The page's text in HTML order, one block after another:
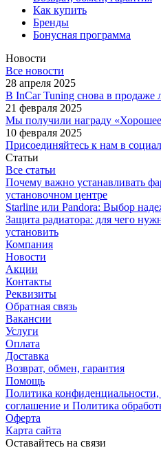
Как купить
Бренды
Бонусная программа
Новости
Все новости
28 апреля 2025
В InCar Tuning снова в продаже
21 февраля 2025
Мы получили награду
10 февраля 2025
Присоединяйтесь к нам в
Статьи
Все статьи
Почему важно устанавливать
установочном центре
Starline или Pandora: Выбор
Защита радиатора: для чего
установить
Компания
Новости
Акции
Контакты
Реквизиты
Обратная связь
Вакансии
Услуги
Оплата
Доставка
Возврат, обмен, гарантия
Помощь
Политика конфиденциальности,
соглашение и Политика
Оферта
Карта сайта
Оставайтесь на связи